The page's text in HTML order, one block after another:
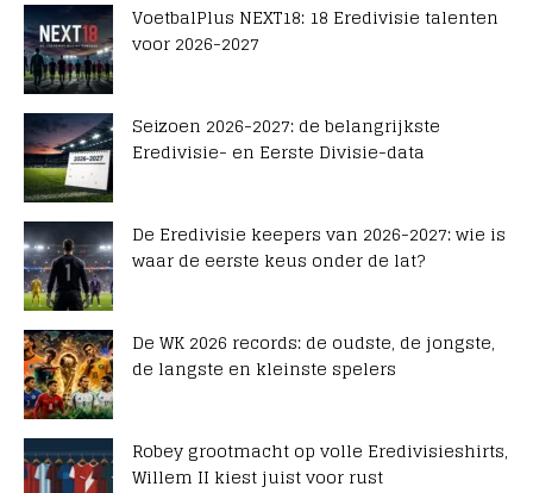
VoetbalPlus NEXT18: 18 Eredivisie talenten
voor 2026-2027
Seizoen 2026-2027: de belangrijkste
Eredivisie- en Eerste Divisie-data
De Eredivisie keepers van 2026-2027: wie is
waar de eerste keus onder de lat?
De WK 2026 records: de oudste, de jongste,
de langste en kleinste spelers
Robey grootmacht op volle Eredivisieshirts,
Willem II kiest juist voor rust